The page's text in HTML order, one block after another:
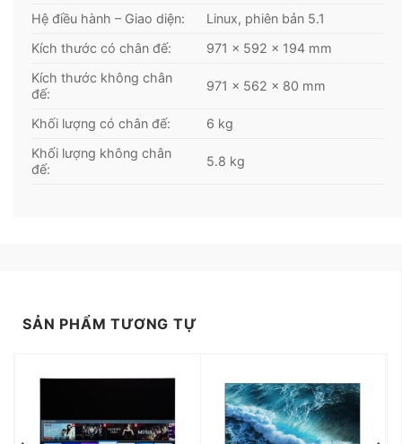
vượt mặt các đàn anh về công nghệ và mang đến
cho người dùng chất lượng giải trí cao hiện nay.
Hệ điều hành Linux cho giao diện mượt mà, thân
Hệ điều hành Linux với giao diện đơn giản, dễ sử
dụng và được cài đặt sẵn 36 ứng dụng bản quyền
phổ biến cả trong nước và quốc tế như Netflix,
Hệ điều hành – Giao diện:
Linux, phiên bản 5.1
Kích thước có chân đế:
971 x 592 x 194 mm
Kích thước không chân
đế:
971 x 562 x 80 mm
Khối lượng có chân đế:
6 kg
Khối lượng không chân
đế:
5.8 kg
SẢN PHẨM TƯƠNG TỰ